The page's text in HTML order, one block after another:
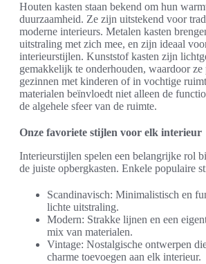
Houten kasten staan bekend om hun
duurzaamheid. Ze zijn uitstekend voor
moderne interieurs. Metalen kasten
uitstraling met zich mee, en zijn ideaal
interieurstijlen. Kunststof kasten zijn
gemakkelijk te onderhouden, waardoor
gezinnen met kinderen of in vochtige
materialen beïnvloedt niet alleen de
de algehele sfeer van de ruimte.
Onze favoriete stijlen voor elk interieur
Interieurstijlen spelen een belangrijke rol
de juiste opbergkasten. Enkele populaire
Scandinavisch: Minimalistisch en
lichte uitstraling.
Modern: Strakke lijnen en een
mix van materialen.
Vintage: Nostalgische ontwerpen
charme toevoegen aan elk interieur.